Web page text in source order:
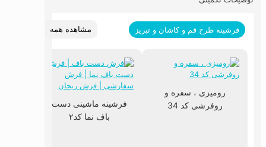
فرشینه طرح قم و کاشان و تبریز مشاهده همه
رومیزی ، سفره و
روفرشی کد 34
فرشینه ماشینی دست
باف نما کد۲